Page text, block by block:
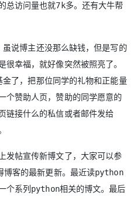
总访问量也就7k多。还有大牛帮
说博主还没那么缺钱，但是写的
很幸福，就好像突然被照亮了。
了，把那位同学的礼物和正能量
个赞助人页，赞助的同学愿意的
链接什么的私信或者邮件发给
发帖宣传新博文了，大家可以参
博客的最新更新。最近读python
个系列python相关的博文。最后